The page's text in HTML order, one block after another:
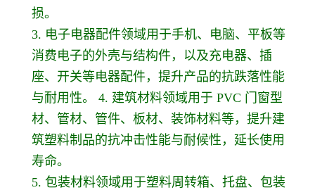
损。
3. 电子电器配件领域用于手机、电脑、平板等
消费电子的外壳与结构件，以及充电器、插
座、开关等电器配件，提升产品的抗跌落性能
与耐用性。 4. 建筑材料领域用于 PVC 门窗型
材、管材、管件、板材、装饰材料等，提升建
筑塑料制品的抗冲击性能与耐候性，延长使用
寿命。
5. 包装材料领域用于塑料周转箱、托盘、包装